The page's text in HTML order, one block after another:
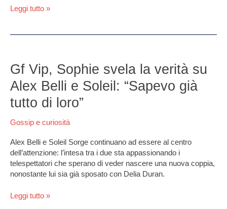
34Leggi tutto »
Gf Vip, Sophie svela la verità su
Alex Belli e Soleil: “Sapevo già
tutto di loro”
Gossip e curiosità
Alex Belli e Soleil Sorge continuano ad essere al centro
dell’attenzione: l’intesa tra i due sta appassionando i
telespettatori che sperano di veder nascere una nuova coppia,
nonostante lui sia già sposato con Delia Duran.
Vip,
Sophie
svela
la
verità
su
Belli
e
Soleil:
“Sapevo
tutto
Leggi tutto »